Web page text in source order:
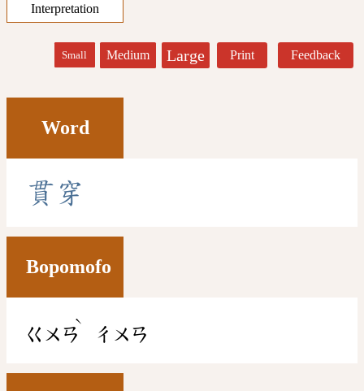
Interpretation
Small Medium Large Print Feedback
Word
貫 穿
Bopomofo
ㄍㄨㄢ
ˋ
ㄔㄨㄢ